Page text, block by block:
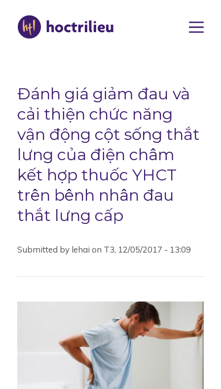
Đánh giá giảm đau và
cải thiện chức năng
vận động cột sống thắt
lưng của điện châm
kết hợp thuốc YHCT
trên bênh nhân đau
thắt lưng cấp
Submitted by lehai on T3, 12/05/2017 - 13:09